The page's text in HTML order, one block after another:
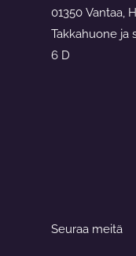
01350 Vantaa,
Takkahuone ja
6 D
Seuraa meitä